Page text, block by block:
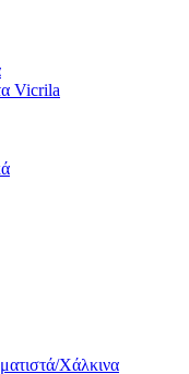
Vicrila
Χάλκινα